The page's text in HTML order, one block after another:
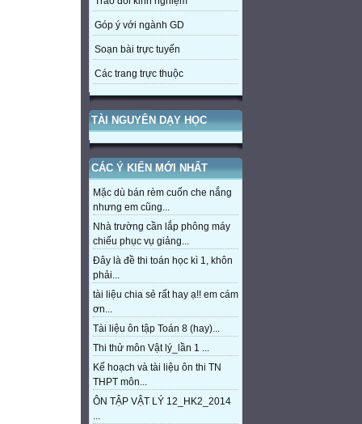
Góp ý với ngành GD
Soạn bài trực tuyến
Các trang trực thuộc
TÀI NGUYÊN DẠY HỌC
CÁC Ý KIẾN MỚI NHẤT
Mặc dù bán rèm cuốn che nắng
nhưng em cũng...
Nhà trường cần lắp phông máy
chiếu phục vụ giảng...
Đây là đề thi toán học kì 1, khôn
phải...
tài liệu chia sẻ rất hay ạ!! em cám
ơn...
Tài liệu ôn tập Toán 8 (hay)...
Thi thử môn Vật lý_lần 1 ...
Kế hoạch và tài liệu ôn thi TN
THPT môn...
ÔN TẬP VẬT LÝ 12_HK2_2014
...